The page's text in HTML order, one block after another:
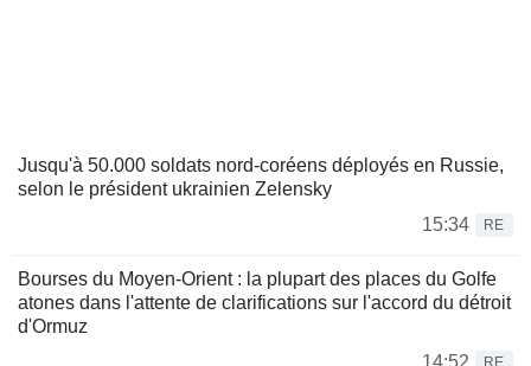
Jusqu'à 50.000 soldats nord-coréens déployés en Russie,
selon le président ukrainien Zelensky
15:34
RE
Bourses du Moyen-Orient : la plupart des places du Golfe
atones dans l'attente de clarifications sur l'accord du détroit
d'Ormuz
14:52
RE